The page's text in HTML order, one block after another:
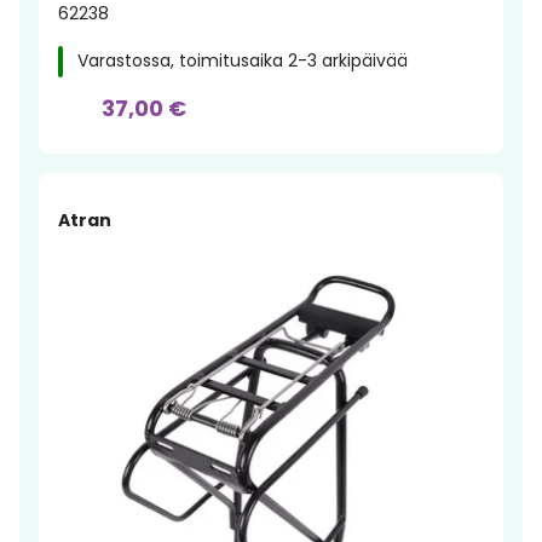
62238
Varastossa, toimitusaika 2-3 arkipäivää
37,00 €
Atran